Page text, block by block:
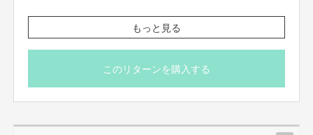
※こちらのリターンは11/9(日)23:59までお買い求め頂けま
す。
※出演者は変更になる場合がありますので予めご了承くだ
さい。変更になった場合の返金は致しかねます。
もっと見る
このリターンを購入する